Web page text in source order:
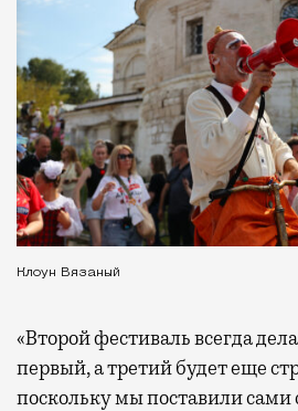
Клоун Вязаный
«Второй фестиваль всегда
первый, а третий будет еще
поскольку мы поставили сами